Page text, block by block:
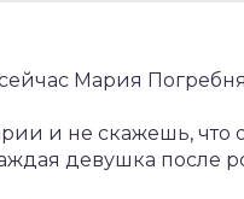
Мария
и не скажешь, что
девушка после